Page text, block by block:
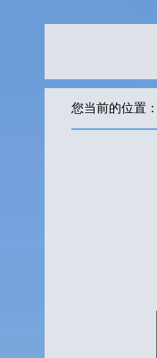
您当前的位置：